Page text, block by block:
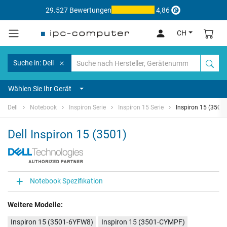
29.527 Bewertungen 4,86
CH
Suche in: Dell
Wählen Sie Ihr Gerät
Dell Notebook Inspiron Serie Inspiron 15 Serie Inspiron 15 (3501)
Dell Inspiron 15 (3501)
Notebook Spezifikation
Weitere Modelle:
Inspiron 15 (3501-6YFW8)
Inspiron 15 (3501-CYMPF)